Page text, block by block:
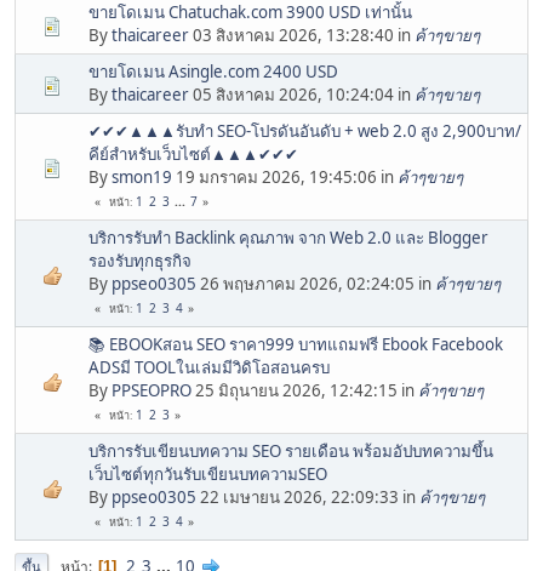
ขายโดเมน Chatuchak.com 3900 USD เท่านั้น
Bythaicareer03 สิงหาคม 2026, 13:28:40 in ค้าๆขายๆ
ขายโดเมน Asingle.com 2400 USD
Bythaicareer05 สิงหาคม 2026, 10:24:04 in ค้าๆขายๆ
✔✔✔▲▲▲รับทำ SEO-โปรดันอันดับ + web 2.0 สูง 2,900บาท/
คีย์สำหรับเว็บไซต์▲▲▲✔✔✔
Bysmon19 19 มกราคม 2026, 19:45:06 in ค้าๆขายๆ
หน้า 1 2 3 ... 7
บริการรับทำ Backlink คุณภาพ จาก Web 2.0 และ Blogger
รองรับทุกธุรกิจ
By ppseo0305 26 พฤษภาคม 2026, 02:24:05 in ค้าๆขายๆ
หน้า 1 2 3 4
📚 EBOOKสอน SEO ราคา999 บาทแถมฟรี Ebook Facebook
ADSมี TOOLในเล่มมีวิดิโอสอนครบ
By PPSEOPRO25 มิถุนายน 2026, 12:42:15 in ค้าๆขายๆ
หน้า 1 2 3
บริการรับเขียนบทความ SEO รายเดือน พร้อมอัปบทความขึ้น
เว็บไซต์ทุกวันรับเขียนบทความSEO
By ppseo0305 22 เมษายน 2026, 22:09:33 in ค้าๆขายๆ
หน้า 1 2 3 4
ขึ้น หน้า 1 2 3 ... 10